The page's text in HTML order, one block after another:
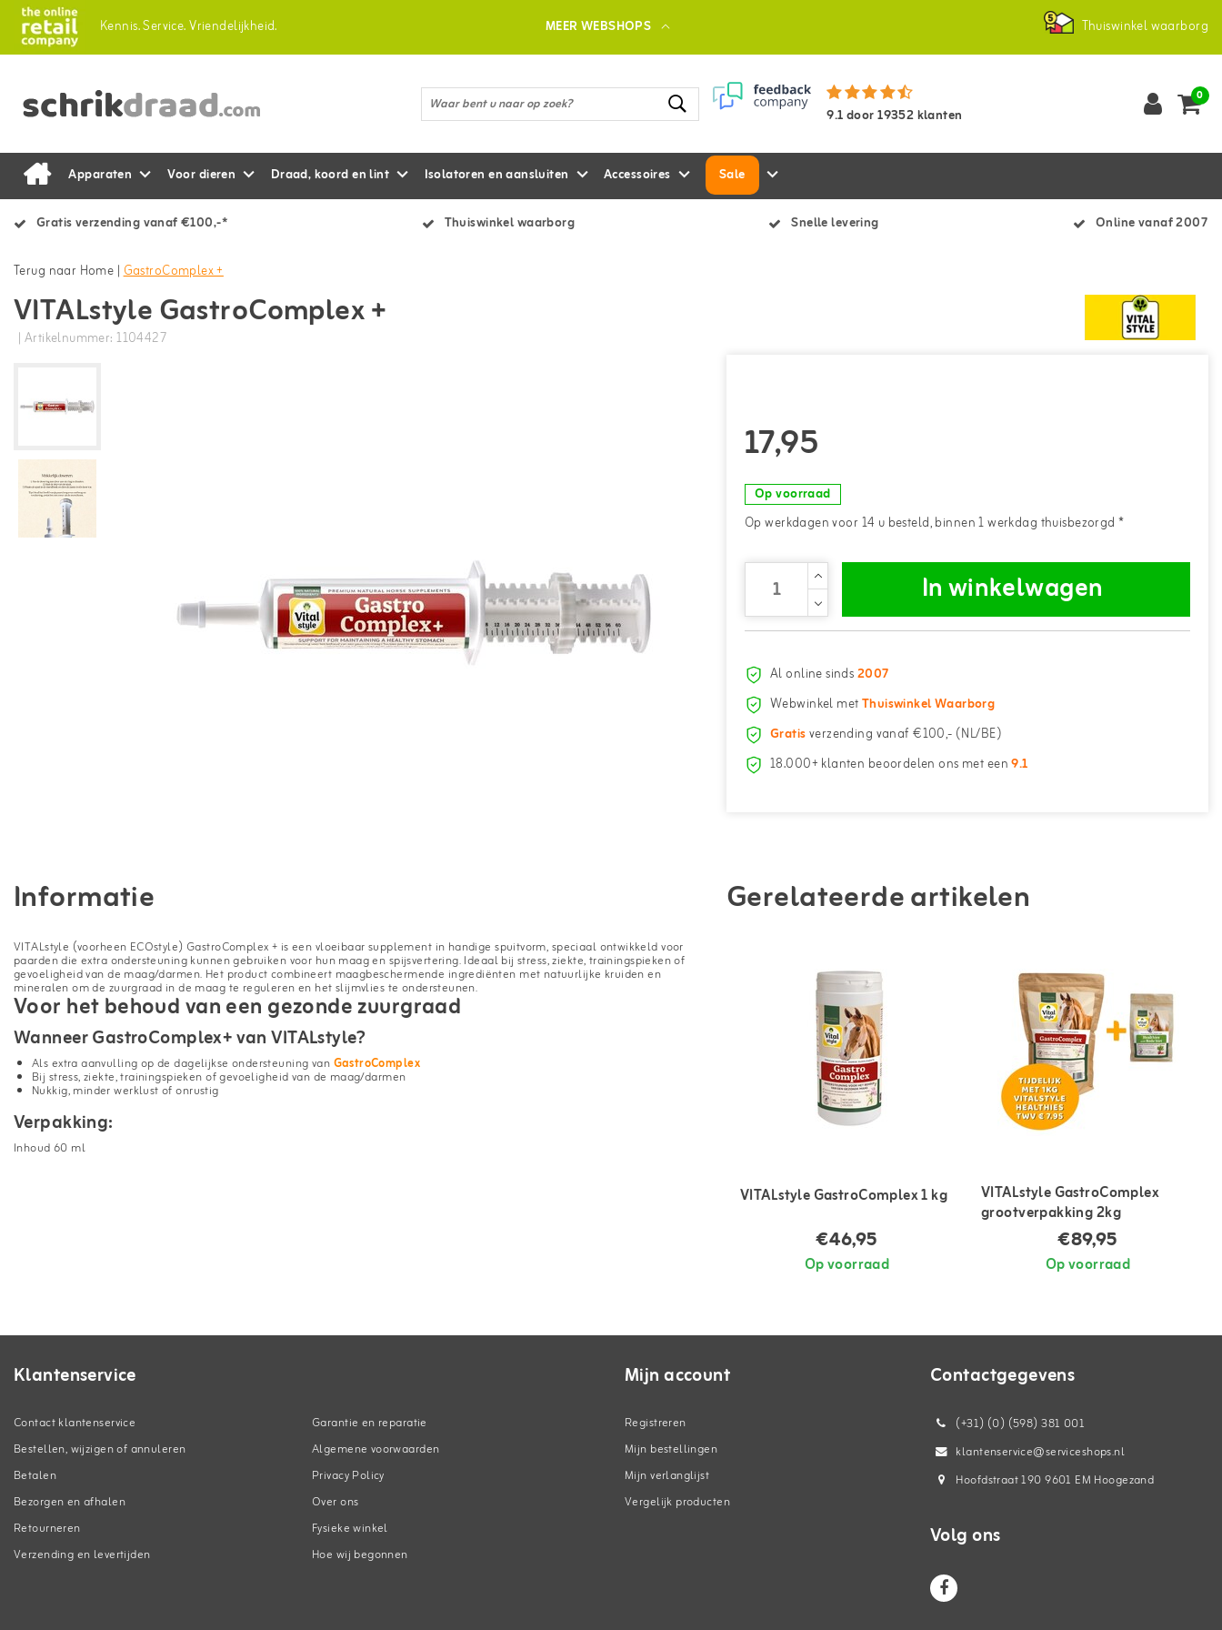
Kennis.Service.Vriendelijkheid. MEER WEBSHOPS Thuiswinkel waarborg
9.1door19352klanten
0
Apparaten Voor dieren Draad, koord en lint Isolatoren en aansluiten Accessoires Sale
Gratis verzending vanaf €100,-* Thuiswinkel waarborg Snelle levering Online vanaf 2007
Terug naar Home |GastroComplex +
VITALstyle GastroComplex +
| Artikelnummer: 1104427
17,95
Op voorraad
Op werkdagen voor 14 u besteld, binnen 1 werkdag thuisbezorgd *
In winkelwagen
Al online sinds2007
Webwinkel metThuiswinkel Waarborg
Gratisverzending vanaf €100,- (NL/BE)
18.000+ klanten beoordelen ons met een9.1
Informatie
VITALstyle (voorheen ECOstyle) GastroComplex + is een vloeibaar supplement in handige spuitvorm, speciaal ontwikkeld voor
paarden die extra ondersteuning kunnen gebruiken voor hun maag en spijsvertering. Ideaal bij stress, ziekte, trainingspieken of
gevoeligheid van de maag/darmen. Het product combineert maagbeschermende ingrediënten met natuurlijke kruiden en
mineralen om de zuurgraad in de maag te reguleren en het slijmvlies te ondersteunen.
Voor het behoud van een gezonde zuurgraad
Wanneer GastroComplex+ van VITALstyle?
Als extra aanvulling op de dagelijkse ondersteuning vanGastroComplex
Bij stress, ziekte, trainingspieken of gevoeligheid van de maag/darmen
Nukkig, minder werklust of onrustig
Verpakking:
Inhoud 60 ml
Gerelateerde artikelen
VITALstyle GastroComplex 1 kg
€46,95
Op voorraad
VITALstyle GastroComplex
grootverpakking 2kg
€89,95
Op voorraad
Klantenservice
Contact klantenservice
Bestellen, wijzigen of annuleren
Betalen
Bezorgen en afhalen
Retourneren
Verzending en levertijden
Garantie en reparatie
Algemene voorwaarden
Privacy Policy
Over ons
Fysieke winkel
Hoe wij begonnen
Mijn account
Registreren
Mijn bestellingen
Mijn verlanglijst
Vergelijk producten
Contactgegevens
(+31) (0) (598) 381 001
klantenservice@serviceshops.nl
Hoofdstraat 190 9601 EM Hoogezand
Volg ons